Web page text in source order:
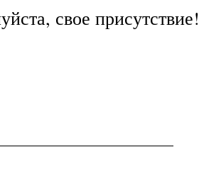
свое присутствие!